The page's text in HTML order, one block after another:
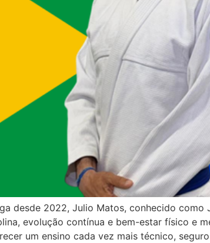
desde 2022, Julio Matos, conhecido
evolução contínua e bem-estar físico e
um ensino cada vez mais técnico,